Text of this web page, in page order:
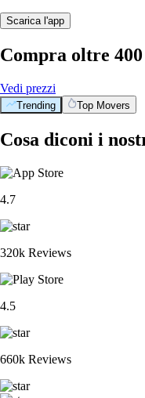
Scarica l'app
Compra oltre
Vedi prezzi
Trending Top Movers
Cosa diconi i
4.7
320k Reviews
4.5
660k Reviews